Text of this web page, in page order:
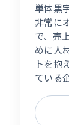
単体黒
非常に
で、売
めに人
トを抱
ている